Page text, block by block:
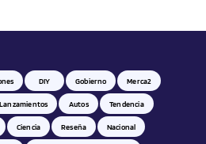
DIY Gobierno Merca2
Lanzamientos Autos Tendencia
Ciencia Reseña Nacional